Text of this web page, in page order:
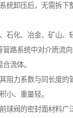
统卸压后，无需拆下
石化、冶金、矿山、
管路系统中对介质流
流体。
阻力系数与同长度的
小、重量轻。
球阀的密封面材料广